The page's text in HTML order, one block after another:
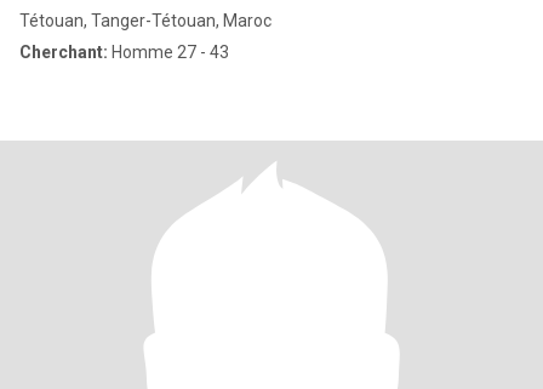
Tétouan, Tanger-Tétouan, Maroc
Cherchant: Homme 27 - 43